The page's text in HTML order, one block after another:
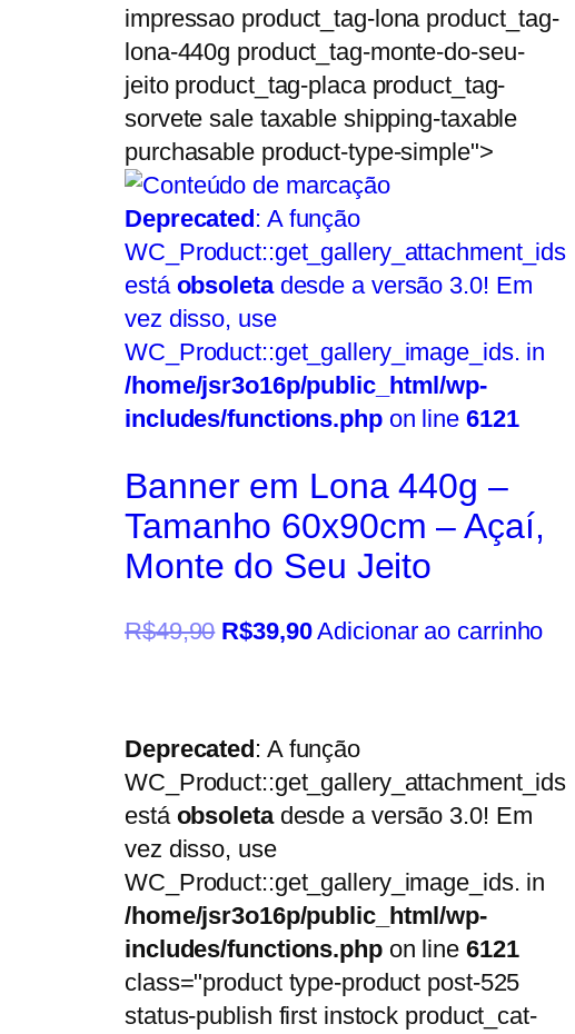
impressao product_tag-lona product_tag-
lona-440g product_tag-monte-do-seu-
jeito product_tag-placa product_tag-
sorvete sale taxable shipping-taxable
purchasable product-type-simple">
Deprecated: A função
WC_Product::get_gallery_attachment_ids
está obsoletadesde a versão 3.0! Em
vez disso, use
WC_Product::get_gallery_image_ids. in
/home/jsr3o16p/public_html/wp-
includes/functions.phpon line 6121
Banner em Lona 440g –
Tamanho 60x90cm – Açaí,
Monte do Seu Jeito
R$49,90 R$39,90Adicionar ao carrinho
Deprecated: A função
WC_Product::get_gallery_attachment_ids
está obsoletadesde a versão 3.0! Em
vez disso, use
WC_Product::get_gallery_image_ids. in
/home/jsr3o16p/public_html/wp-
includes/functions.phpon line 6121
class="product type-product post-525
status-publish first instock product_cat-